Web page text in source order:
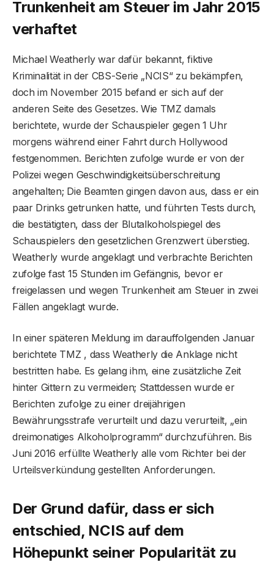
Trunkenheit am Steuer im Jahr 2015
verhaftet
Michael Weatherly war dafür bekannt, fiktive
Kriminalität in der CBS-Serie „NCIS“ zu bekämpfen,
doch im November 2015 befand er sich auf der
anderen Seite des Gesetzes. Wie TMZ damals
berichtete, wurde der Schauspieler gegen 1 Uhr
morgens während einer Fahrt durch Hollywood
festgenommen. Berichten zufolge wurde er von der
Polizei wegen Geschwindigkeitsüberschreitung
angehalten; Die Beamten gingen davon aus, dass er ein
paar Drinks getrunken hatte, und führten Tests durch,
die bestätigten, dass der Blutalkoholspiegel des
Schauspielers den gesetzlichen Grenzwert überstieg.
Weatherly wurde angeklagt und verbrachte Berichten
zufolge fast 15 Stunden im Gefängnis, bevor er
freigelassen und wegen Trunkenheit am Steuer in zwei
Fällen angeklagt wurde.
In einer späteren Meldung im darauffolgenden Januar
berichtete TMZ , dass Weatherly die Anklage nicht
bestritten habe. Es gelang ihm, eine zusätzliche Zeit
hinter Gittern zu vermeiden; Stattdessen wurde er
Berichten zufolge zu einer dreijährigen
Bewährungsstrafe verurteilt und dazu verurteilt, „ein
dreimonatiges Alkoholprogramm“ durchzuführen. Bis
Juni 2016 erfüllte Weatherly alle vom Richter bei der
Urteilsverkündung gestellten Anforderungen.
Der Grund dafür, dass er sich
entschied, NCIS auf dem
Höhepunkt seiner Popularität zu